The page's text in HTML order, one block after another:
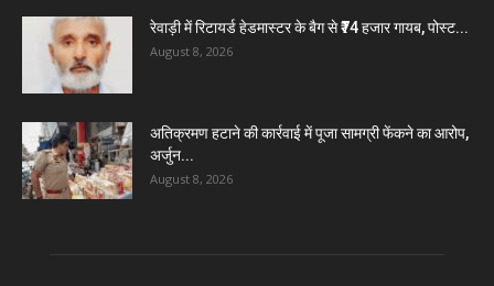
रेवाड़ी में रिटायर्ड हेडमास्टर के बैग से ₹74 हजार गायब, पोस्ट...
August 8, 2026
अतिक्रमण हटाने की कार्रवाई में पूजा सामग्री फेंकने का आरोप,
अर्जुन...
August 8, 2026